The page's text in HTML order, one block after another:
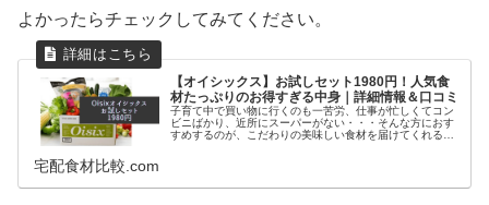
よかったらチェックしてみてください。
【オイシックス】お試しセット1980円！人気食
材たっぷりのお得すぎる中身｜詳細情報＆口コミ
子育て中で買い物に行くのも一苦労、仕事が忙しくてコン
ビニばかり、近所にスーパーがない・・・そんな方におす
すめするのが、こだわりの美味しい食材を届けてくれるオ
宅配食材比較.com